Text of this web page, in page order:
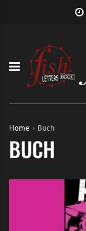
Home Buch
BUCH